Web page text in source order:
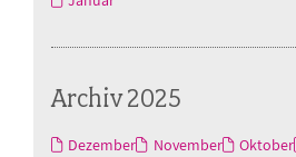
Archiv 2025
Dezember November Oktober